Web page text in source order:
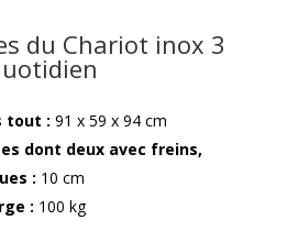
du Chariot inox 3
tout : 91 x 59 x 94 cm
dont deux avec freins,
: 10 cm
: 100 kg